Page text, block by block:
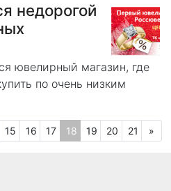
недорогой
ювелирный магазин, где
по очень низким
15 16 17
18
(текущая)
19 20 21 »